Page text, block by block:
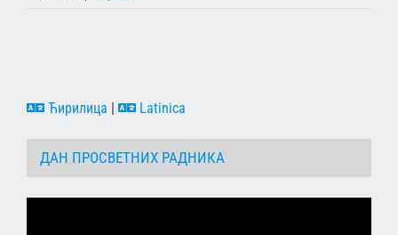
Ћирилица | Latinica
ДАН ПРОСВЕТНИХ РАДНИКА